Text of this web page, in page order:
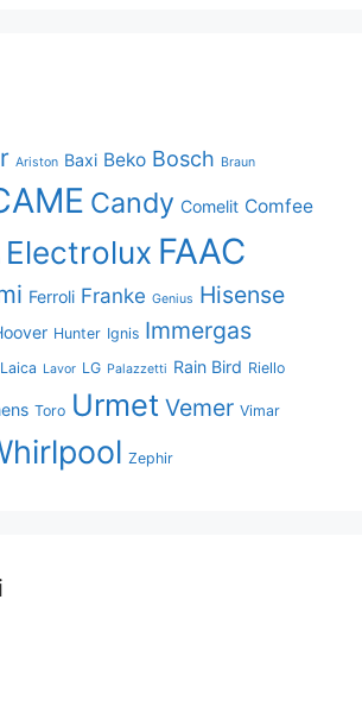
Ariston Baxi Beko Bosch Braun
Candy Comelit Comfee
Electrolux FAAC
Ferroli Franke Genius Hisense
Hunter Ignis Immergas
Laica Lavor LG Palazzetti Rain Bird Riello
Toro Urmet Vemer Vimar
Zephir